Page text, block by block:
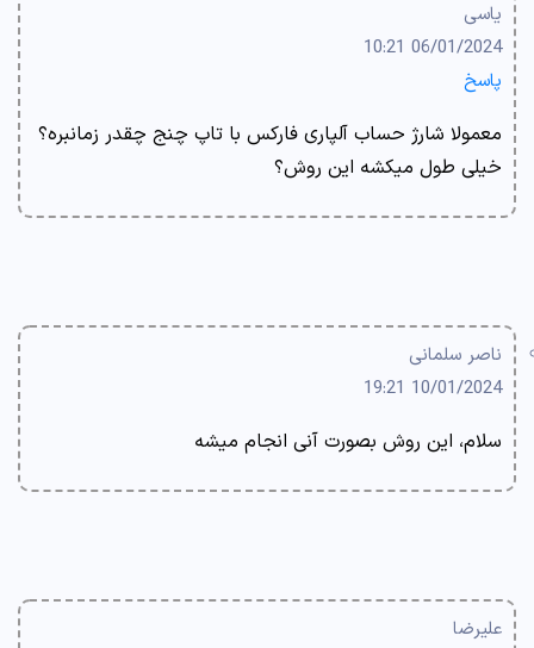
یاسی
06/01/2024 10:21
پاسخ
معمولا شارژ حساب آلپاری فارکس با تاپ چنج چقدر زمانبره؟
خیلی طول میکشه این روش؟
ناصر سلمانی
10/01/2024 19:21
سلام، این روش بصورت آنی انجام میشه
علیرضا